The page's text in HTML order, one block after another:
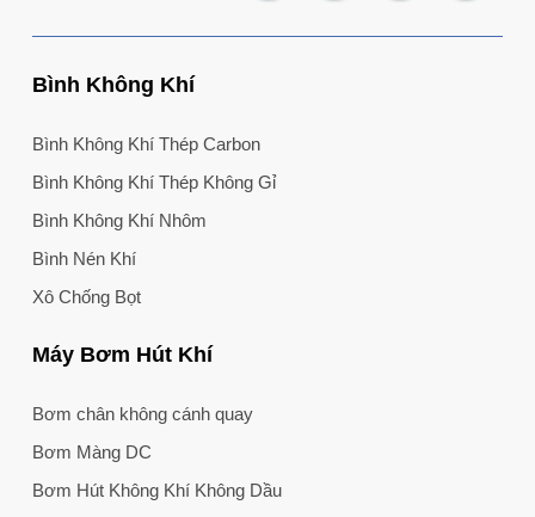
Bình Không Khí
Bình Không Khí Thép Carbon
Bình Không Khí Thép Không Gỉ
Bình Không Khí Nhôm
Bình Nén Khí
Xô Chống Bọt
Máy Bơm Hút Khí
Bơm chân không cánh quay
Bơm Màng DC
Bơm Hút Không Khí Không Dầu